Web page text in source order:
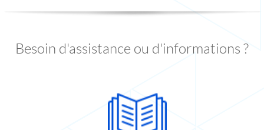
Besoin d'assistance ou d'informations ?